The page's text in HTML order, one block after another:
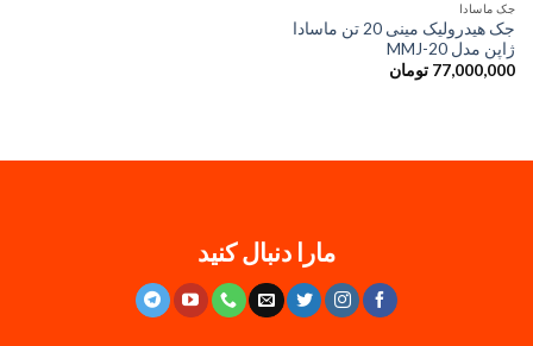
جک ماسادا
جک هیدرولیک مینی 20 تن ماسادا
ژاپن مدل MMJ-20
77,000,000 تومان
مارا دنبال کنید